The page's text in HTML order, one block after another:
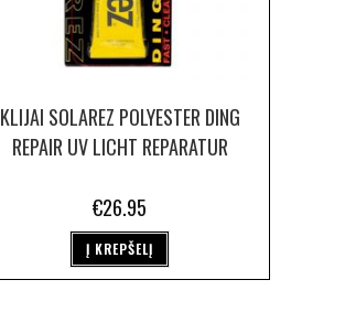
KLIJAI SOLAREZ POLYESTER DING
REPAIR UV LICHT REPARATUR
€26.95
Į KREPŠELĮ